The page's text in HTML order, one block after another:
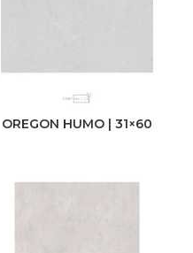
OREGON HUMO | 31×60